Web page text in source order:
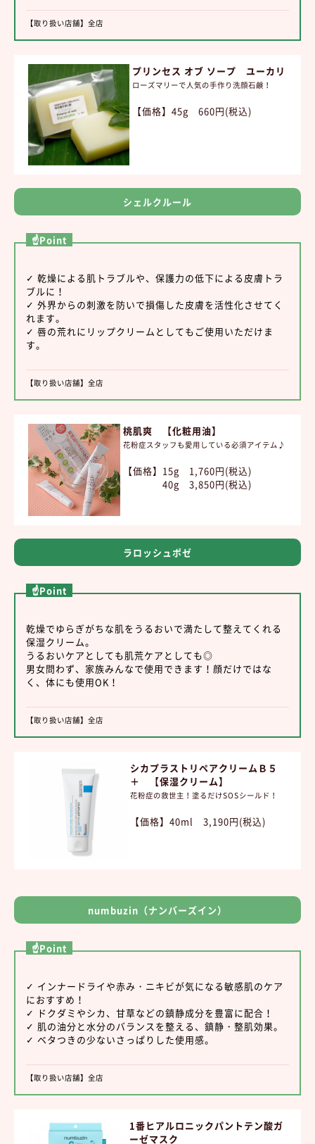
【取り扱い店舗】全店
プリンセス オブ ソープ ユーカリ
ローズマリーで人気の手作り洗顔石鹸！
【価格】45g 660円(税込)
シェルクルール
☝Point
✓ 乾燥による肌トラブルや、保護力の低下による皮膚トラ
ブルに！
✓ 外界からの刺激を防いで損傷した皮膚を活性化させてく
れます。
✓ 唇の荒れにリップクリームとしてもご使用いただけま
す。
【取り扱い店舗】全店
桃肌爽 【化粧用油】
花粉症スタッフも愛用している必須アイテム♪
【価格】15g 1,760円(税込)
40g 3,850円(税込)
ラロッシュポゼ
☝Point
乾燥でゆらぎがちな肌をうるおいで満たして整えてくれる
保湿クリーム。
うるおいケアとしても肌荒ケアとしても◎
男女問わず、家族みんなで使用できます！顔だけではな
く、体にも使用OK！
【取り扱い店舗】全店
シカプラストリペアクリームＢ５
＋ 【保湿クリーム】
花粉症の救世主！塗るだけSOSシールド！
【価格】40ml 3,190円(税込)
numbuzin（ナンバーズイン）
☝Point
✓ インナードライや赤み・ニキビが気になる敏感肌のケア
におすすめ！
✓ ドクダミやシカ、甘草などの鎮静成分を豊富に配合！
✓ 肌の油分と水分のバランスを整える、鎮静・整肌効果。
✓ ベタつきの少ないさっぱりした使用感。
【取り扱い店舗】全店
1番ヒアルロニックパントテン酸ガ
ーゼマスク